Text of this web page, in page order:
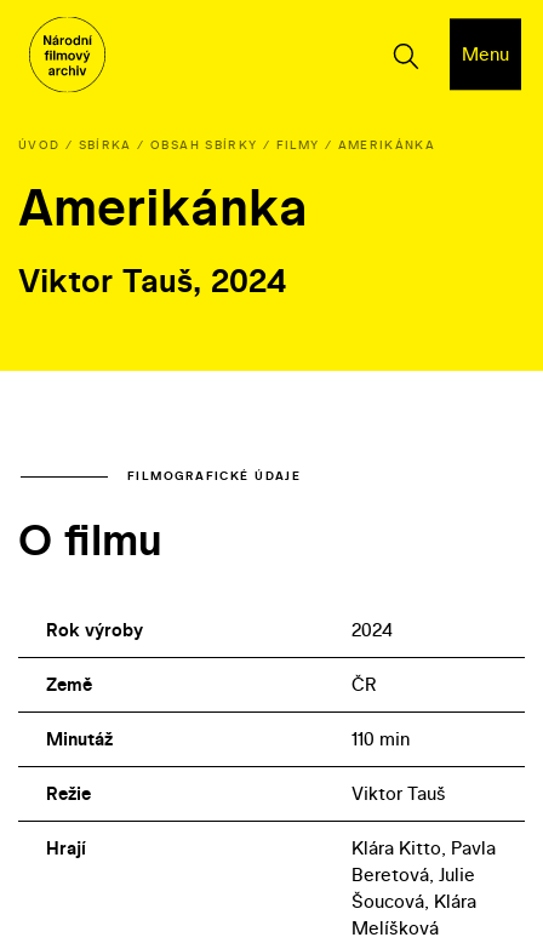
Menu
ÚVOD SBÍRKA OBSAH SBÍRKY FILMY AMERIKÁNKA
Amerikánka
Viktor Tauš, 2024
FILMOGRAFICKÉ ÚDAJE
O filmu
Rok výroby 2024
Země ČR
Minutáž 110 min
Režie Viktor Tauš
Hrají
Klára Kitto, Pavla
Beretová, Julie
Šoucová, Klára
Melíšková